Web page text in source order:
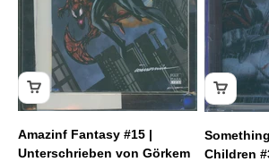
Amazinf Fantasy #15 |
Unterschrieben von Görkem
Children